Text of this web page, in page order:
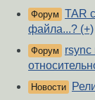
Форум TAR
файла...? (+)
Форум
rsync
Новости